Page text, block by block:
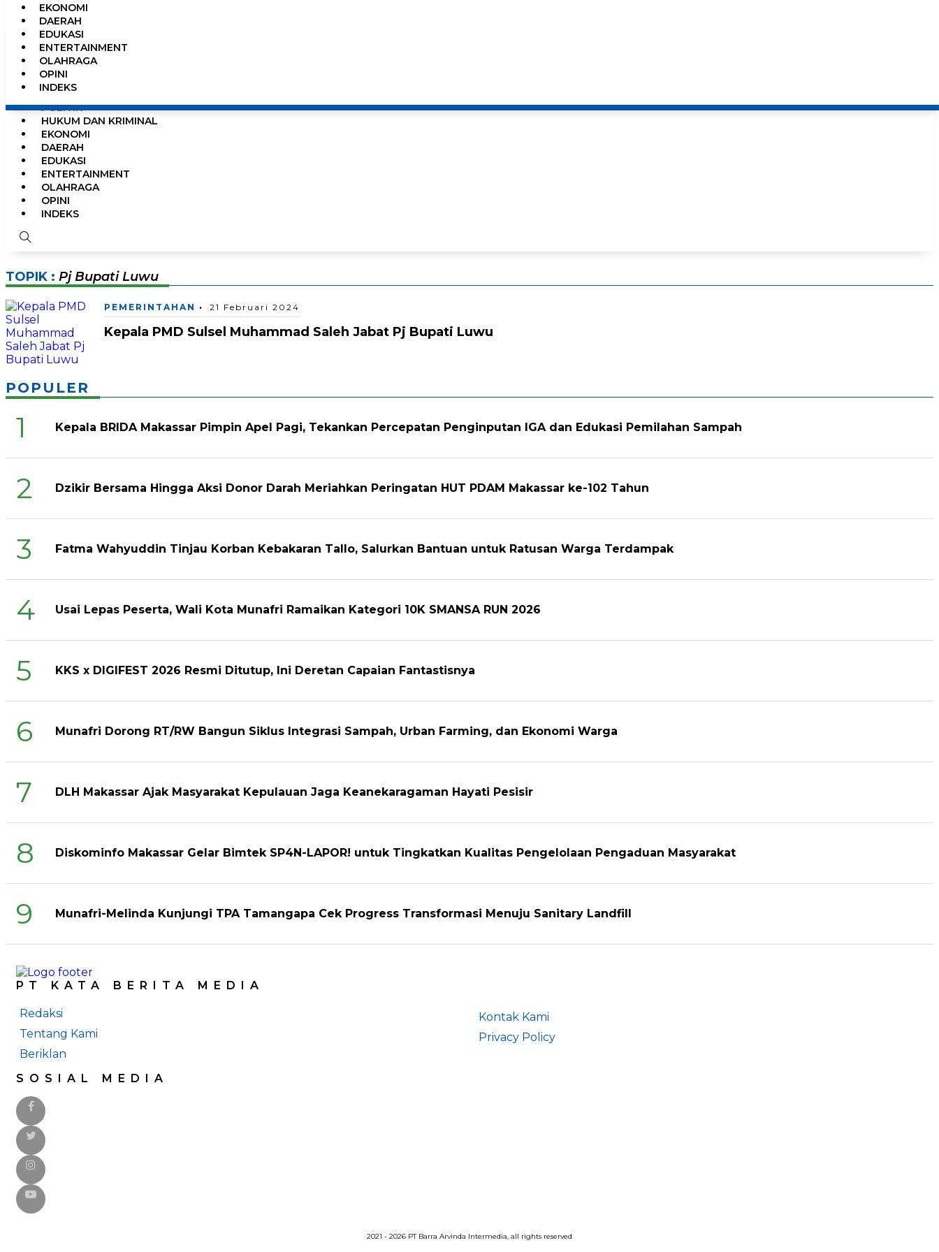
0%
HOME
NEWS
PEMERINTAHAN
POLITIK
HUKUM DAN KRIMINAL
EKONOMI
DAERAH
EDUKASI
ENTERTAINMENT
OLAHRAGA
OPINI
INDEKS
EKONOMI
DAERAH
EDUKASI
ENTERTAINMENT
OLAHRAGA
OPINI
INDEKS
TOPIK : Pj Bupati Luwu
PEMERINTAHAN 21 Februari 2024
Kepala PMD Sulsel Muhammad Saleh Jabat Pj Bupati Luwu
POPULER
1 Kepala BRIDA Makassar Pimpin Apel Pagi, Tekankan Percepatan Penginputan IGA dan Edukasi Pemilahan Sampah
2 Dzikir Bersama Hingga Aksi Donor Darah Meriahkan Peringatan HUT PDAM Makassar ke-102 Tahun
3 Fatma Wahyuddin Tinjau Korban Kebakaran Tallo, Salurkan Bantuan untuk Ratusan Warga Terdampak
4 Usai Lepas Peserta, Wali Kota Munafri Ramaikan Kategori 10K SMANSA RUN 2026
5 KKS x DIGIFEST 2026 Resmi Ditutup, Ini Deretan Capaian Fantastisnya
6 Munafri Dorong RT/RW Bangun Siklus Integrasi Sampah, Urban Farming, dan Ekonomi Warga
7 DLH Makassar Ajak Masyarakat Kepulauan Jaga Keanekaragaman Hayati Pesisir
8 Diskominfo Makassar Gelar Bimtek SP4N-LAPOR! untuk Tingkatkan Kualitas Pengelolaan Pengaduan Masyarakat
9 Munafri-Melinda Kunjungi TPA Tamangapa Cek Progress Transformasi Menuju Sanitary Landfill
PT KATA BERITA MEDIA
Redaksi
Tentang Kami
Beriklan
Kontak Kami
Privacy Policy
SOSIAL MEDIA
2021 - 2026 PT Barra Arvinda Intermedia, all rights reserved